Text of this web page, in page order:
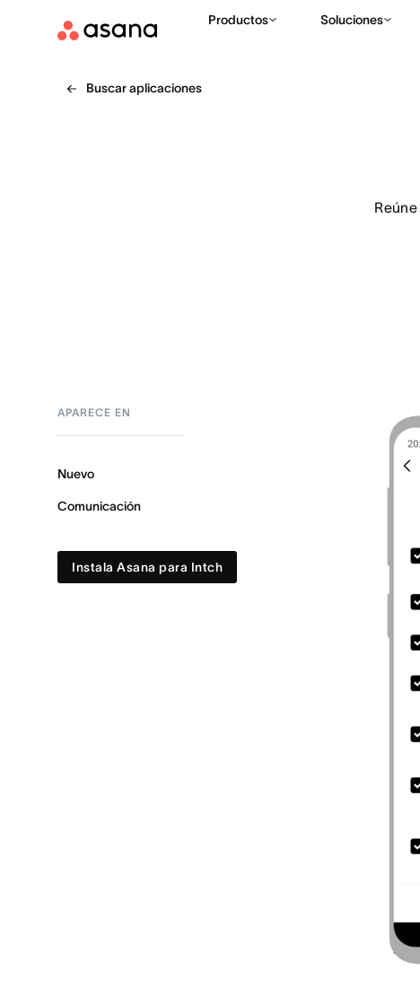
Productos Soluciones
Buscar aplicaciones
APARECE EN
Nuevo
Comunicación
Instala Asana para Intch